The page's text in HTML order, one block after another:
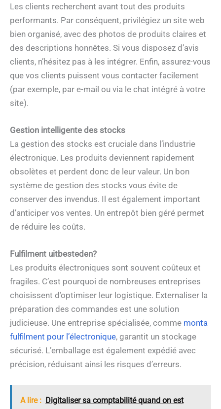
Les clients recherchent avant tout des produits
performants. Par conséquent, privilégiez un site web
bien organisé, avec des photos de produits claires et
des descriptions honnêtes. Si vous disposez d’avis
clients, n’hésitez pas à les intégrer. Enfin, assurez-vous
que vos clients puissent vous contacter facilement
(par exemple, par e-mail ou via le chat intégré à votre
site).
Gestion intelligente des stocks
La gestion des stocks est cruciale dans l’industrie
électronique. Les produits deviennent rapidement
obsolètes et perdent donc de leur valeur. Un bon
système de gestion des stocks vous évite de
conserver des invendus. Il est également important
d’anticiper vos ventes. Un entrepôt bien géré permet
de réduire les coûts.
Fulfilment uitbesteden?
Les produits électroniques sont souvent coûteux et
fragiles. C’est pourquoi de nombreuses entreprises
choisissent d’optimiser leur logistique. Externaliser la
préparation des commandes est une solution
judicieuse. Une entreprise spécialisée, comme monta
fulfilment pour l’électronique, garantit un stockage
sécurisé. L’emballage est également expédié avec
précision, réduisant ainsi les risques d’erreurs.
A lire : Digitaliser sa comptabilité quand on est